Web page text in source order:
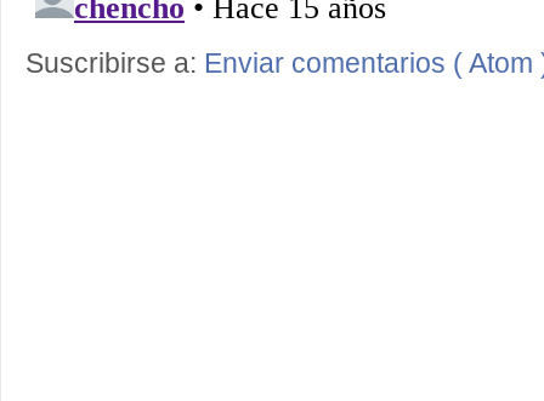
Suscribirse a: Enviar comentarios ( Atom